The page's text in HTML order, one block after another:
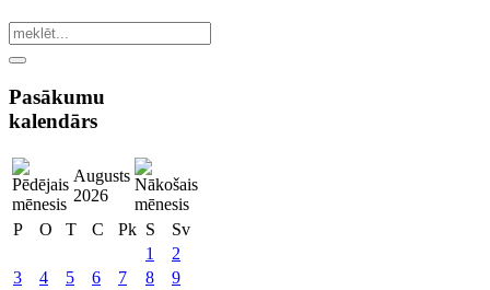
Pasākumu
kalendārs
Augusts
2026
P
O T C Pk S
Sv
1
2
3
4 5 6 7 8
9